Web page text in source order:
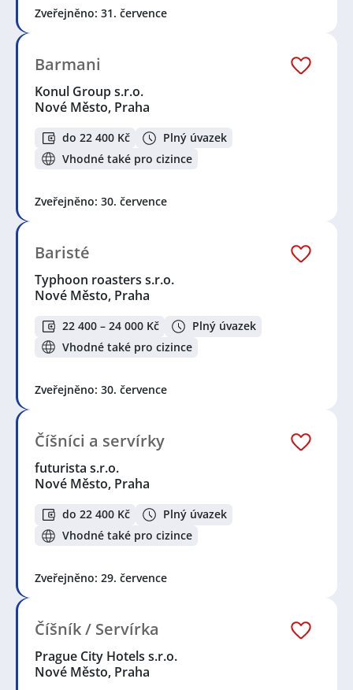
Zveřejněno: 31. července
Barmani
Konul Group s.r.o.
Nové Město, Praha
do 22 400 Kč
Plný úvazek
Vhodné také pro cizince
Zveřejněno: 30. července
Baristé
Typhoon roasters s.r.o.
Nové Město, Praha
22 400 – 24 000 Kč
Plný úvazek
Vhodné také pro cizince
Zveřejněno: 30. července
Číšníci a servírky
futurista s.r.o.
Nové Město, Praha
do 22 400 Kč
Plný úvazek
Vhodné také pro cizince
Zveřejněno: 29. července
Číšník / Servírka
Prague City Hotels s.r.o.
Nové Město, Praha